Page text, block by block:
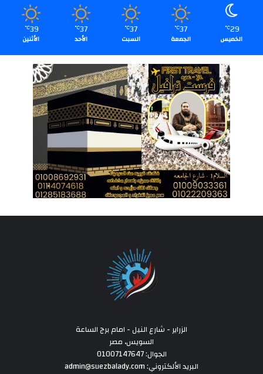
29
℃
الخميس
37
℃
الجمعة
37
℃
السبت
37
℃
الأحد
39
℃
الأثنين
الزراير - شارع النيل - امام برج الساعة
السويس، مصر
الجوال: 01007147647
البريد الألكتروني: admin@suezbalady.com